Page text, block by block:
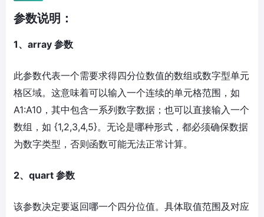
参数说明：
1、array 参数
此参数代表一个需要求得四分位数值的数组或数字型单元
格区域。这意味着可以输入一个连续的单元格范围，如
A1:A10，其中包含一系列数字数据；也可以直接输入一个
数组，如 {1,2,3,4,5}。无论是哪种形式，都必须确保数据
为数字类型，否则函数可能无法正常计算。
2、quart 参数
该参数决定要返回哪一个四分位值。具体取值范围及对应